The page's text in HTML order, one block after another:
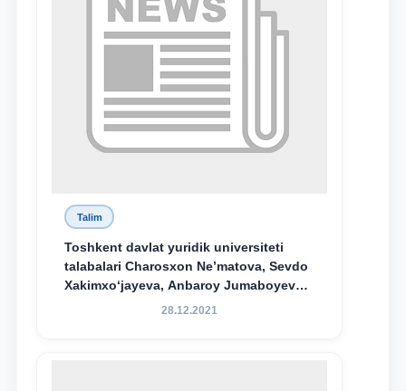
Talim
Toshkent davlat yuridik universiteti
talabalari Charosxon Ne’matova, Sevdo
Xakimxo‘jayeva, Anbaroy Jumaboyeva
hamda TDYU qoshidagi M.S.Vosiqova
28.12.2021